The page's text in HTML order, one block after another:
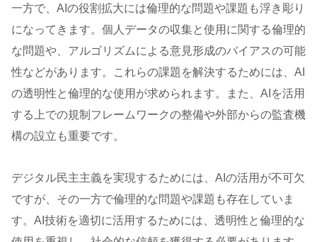
一方で、AIの役割拡大には倫理的な問題や課題も浮き彫り
になってきます。個人データの収集と使用に関する倫理的
な問題や、アルゴリズムによる意見形成のバイアスの可能
性などがあります。これらの課題を解決するためには、AI
の透明性と倫理的な使用が求められます。また、AIを活用
する上での規制フレームワークの整備や外部からの監査機
構の設立も重要です。
デジタル民主主義を実現するためには、AIの活用が不可欠
ですが、その一方で倫理的な問題や課題も存在していま
す。AI技術を適切に活用するためには、透明性と倫理的な